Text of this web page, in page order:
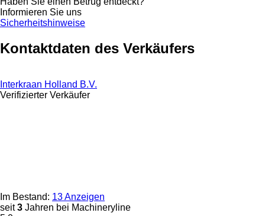
Informieren Sie uns
Sicherheitshinweise
Kontaktdaten des Verkäufers
Interkraan Holland B.V.
Verifizierter Verkäufer
Im Bestand: 13 Anzeigen
seit3 Jahren bei Machineryline